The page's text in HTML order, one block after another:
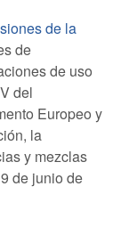
de la
de
de uso
del
Europeo y
la
y mezclas
de junio de